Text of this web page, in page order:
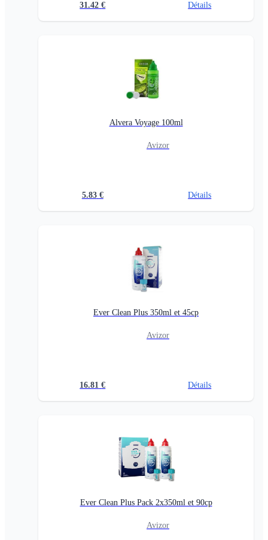
31.42 € Détails
Alvera Voyage 100ml
Avizor
5.83 € Détails
Ever Clean Plus 350ml et 45cp
Avizor
16.81 € Détails
Ever Clean Plus Pack 2x350ml et 90cp
Avizor